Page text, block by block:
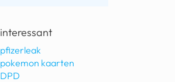
interessant
pfizerleak
pokemon kaarten
DPD